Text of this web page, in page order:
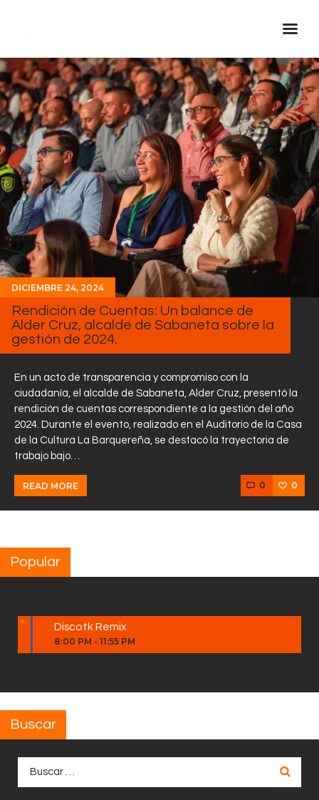
Inicio Real FM
Streaming
En Vivo
Descarga La APP
Programas
Noticias
Equipo
Sobre Nosotros
Contactos
DICIEMBRE 24, 2024
Rendición de Cuentas: Un balance de
Alder Cruz, alcalde de Sabaneta sobre la
gestión de 2024.
En un acto de transparencia y compromiso con la
ciudadanía, el alcalde de Sabaneta, Alder Cruz, presentó la
rendición de cuentas correspondiente a la gestión del año
2024. Durante el evento, realizado en el Auditorio de la Casa
de la Cultura La Barquereña, se destacó la trayectoria de
trabajo bajo…
READ MORE 0 0
Popular
Discotk Remix
8:00 PM - 11:55 PM
Buscar